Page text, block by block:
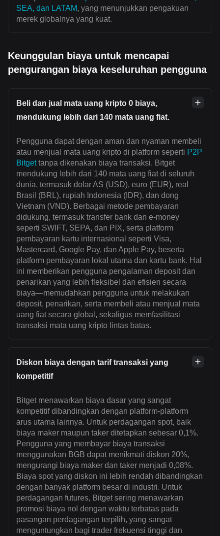
SEA, dan LATAM, yang menunjukkan pengakuan
merek globalnya yang kuat.
Keunggulan biaya untuk mencapai
pengurangan biaya keseluruhan pengguna
Beli dan jual mata uang kripto 0 biaya,
mendukung lebih dari 140 mata uang fiat.
Pengguna dapat dengan aman dan nyaman membeli
atau menjual mata uang kripto di platform seperti P2P
Bitgettanpa dikenakan biaya transaksi. Bitget
mendukung lebih dari 140 mata uang fiat di seluruh
dunia, termasuk dolar AS (USD), euro (EUR), real
Brasil (BRL), rupiah Indonesia (IDR), dan dong
Vietnam (VND). Berbagai metode pembayaran
didukung, termasuk transfer bank dan e-money
seperti SWIFT, SEPA, dan PIX, serta platform
pembayaran kartu internasional seperti Visa,
Mastercard, Google Pay, dan Apple Pay, beserta
platform pembayaran lokal utama dan kartu bank. Hal
ini memberikan pengguna pengalaman deposit dan
penarikan yang lebih fleksibel dan efisien secara
biaya—memudahkan pengguna untuk melakukan
deposit, penarikan, serta membeli atau menjual mata
uang fiat secara global, sekaligus memfasilitasi
transaksi mata uang kripto lintas batas.
Diskon biaya dengan tarif transaksi yang
kompetitif
Bitget menawarkan biaya dasar yang sangat
kompetitif dibandingkan dengan platform-platform
arus utama lainnya. Untuk perdagangan spot, baik
biaya maker maupun taker ditetapkan sebesar 0,1%.
Pengguna yang membayar biaya transaksi
menggunakan BGB dapat menikmati diskon 20%,
mengurangi biaya maker dan taker menjadi 0,08%.
Biaya spot yang diskon ini lebih rendah dibandingkan
dengan banyak platform besar di industri. Untuk
perdagangan futures, Bitget sering menawarkan
promosi biaya nol dengan waktu terbatas pada
pasangan perdagangan terpilih, yang sangat
menguntungkan bagi trader frekuensi tinggi dan